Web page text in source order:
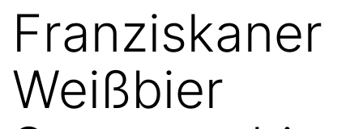
Franziskaner
Weißbier